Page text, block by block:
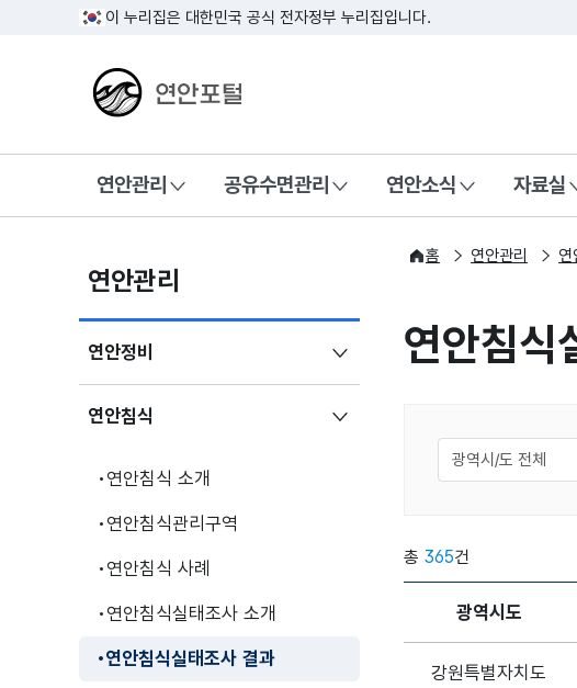
이 누리집은 대한민국 공식 전자정부 누리집입니다.
연안포털
연안관리 공유수면관리 연안소식 자료실
연안관리
연안정비
연안침식
연안침식 소개
연안침식관리구역
연안침식 사례
연안침식실태조사 소개
연안침식실태조사 결과
홈 연안관리 연
연안침식
총 365건
광역시도
강원특별자치도